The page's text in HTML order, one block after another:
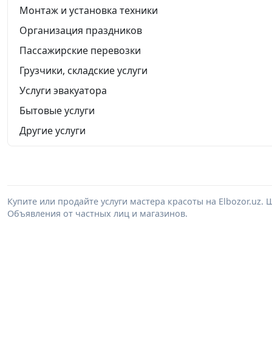
Монтаж и установка техники
Организация праздников
Пассажирские перевозки
Грузчики, складские услуги
Услуги эвакуатора
Бытовые услуги
Другие услуги
Купите или продайте услуги мастера красоты на
Объявления от частных лиц и магазинов.